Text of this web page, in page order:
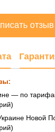
отзыв
— по
Новой